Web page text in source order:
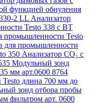
функцией обнуления
2 LL Анализатор
Testo 338 с BT
промышленности Testo
для промышленности
350 Анализатор СО₂ с
Модульный зонд
мм арт.0600 8764
длина 700 мм до
зонд отбора пробы
фильтром арт. 0600